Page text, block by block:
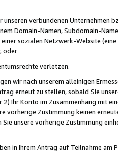
unseren verbundenen Unternehmen
Domain-Namen, Subdomain-
sozialen Netzwerk-Website
oder
verletzen.
wir nach unserem alleinigen
erneut zu stellen, sobald Sie
2) Ihr Konto im Zusammenhang mit
vorherige Zustimmung keinen
Sie unsere vorherige Zustimmung
in Ihrem Antrag auf Teilnahme